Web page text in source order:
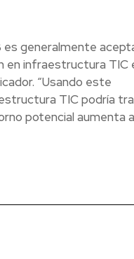
es generalmente
en infraestructura TIC
“Usando este
TIC podría
potencial aumenta a